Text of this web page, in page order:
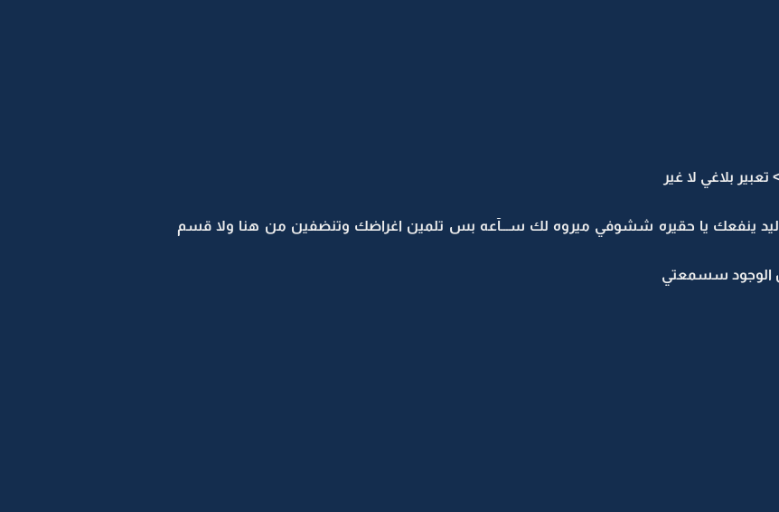
بلاغي لا غير
ينفعك يا حقيره ششوفي ميروه لك ســـآعه بس تلمين اغراضك وتنضفين من هنا ولا قسم
الوجود سسمعتي